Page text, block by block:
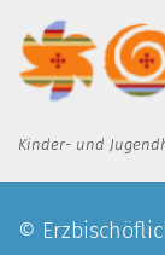
Kinder- und
©